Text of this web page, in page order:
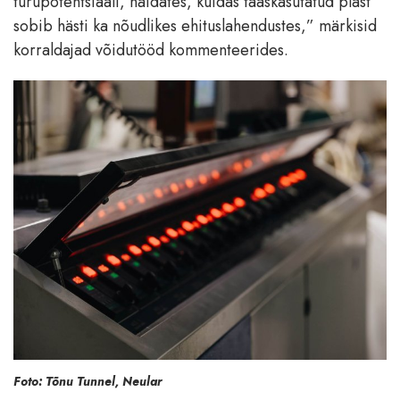
sobib hästi ka nõudlikes ehituslahendustes,” märkisid
korraldajad võidutööd kommenteerides.
Foto: Tõnu Tunnel, Neular